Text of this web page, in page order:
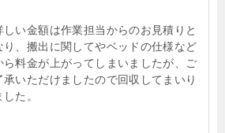
しい金額は作業担当からのお見積りと
り、搬出に関してやベッドの仕様など
ら料金が上がってしまいましたが、ご
承いただけましたので回収してまいり
した。